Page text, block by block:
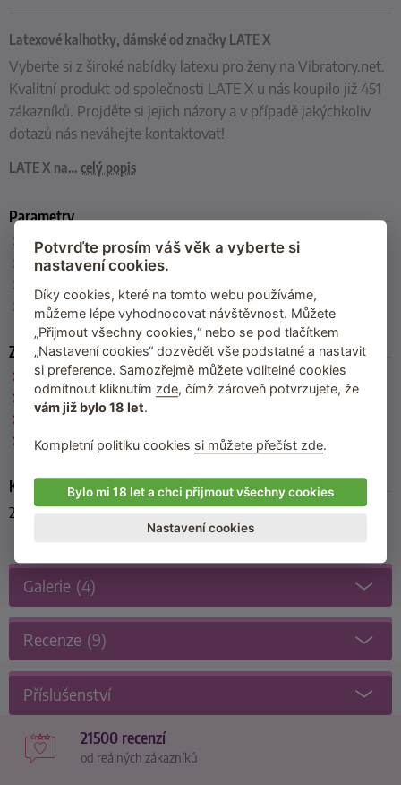
Latexové kalhotky, dámské od značky LATE X
Vyberte si z široké nabídky latexu pro ženy na Vibratory.net.
Kvalitní produkt od společnosti LATE X u nás koupilo již 451
zákazníků. Projděte si jejich názory a v případě jakýchkoliv
dotazů nás neváhejte kontaktovat!
LATE X na… celý popis
Parametry
Velikost:S, M, L, XL, XXL
Barva: černá
Výrobce
LATE X
Zařazeno
LATE X
Latexové prádlo pro ženy
Latexové kalhotky
Dámské kalhotky
Kód produktu
29000501021
Galerie (4)
Recenze (9)
Příslušenství
21500 recenzí
od reálných zákazníků
Potvrďte prosím váš věk a vyberte si
nastavení cookies.
Díky cookies, které na tomto webu používáme,
můžeme lépe vyhodnocovat návštěvnost. Můžete
„Přijmout všechny cookies,“ nebo se pod tlačítkem
„Nastavení cookies“ dozvědět vše podstatné a nastavit
si preference. Samozřejmě můžete volitelné cookies
odmítnout kliknutím zde, čímž zároveň potvrzujete, že
vám již bylo 18 let.
Kompletní politiku cookies si můžete přečíst zde.
Bylo mi 18 let a chci přijmout všechny cookies
Nastavení cookies